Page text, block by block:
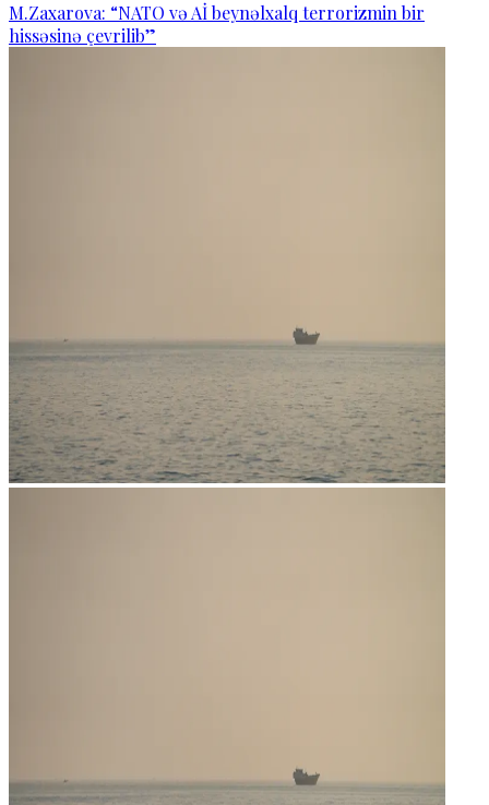
M.Zaxarova: “NATO və Aİ beynəlxalq terrorizmin bir
hissəsinə çevrilib”